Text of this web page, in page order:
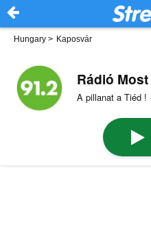
Hungary > Kaposvár
Rádió Most
A pillanat a Tiéd !